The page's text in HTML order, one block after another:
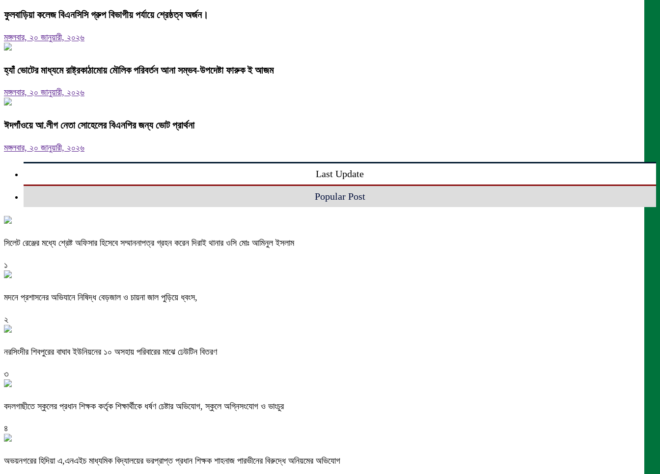
ফুলবাড়িয়া কলেজ বিএনসিসি গ্রুপ বিভাগীয় পর্যায়ে শ্রেষ্ঠত্ব অর্জন।
মঙ্গলবার, ২০ জানুয়ারী, ২০২৬
হ্যাঁ ভোটের মাধ্যমে রাষ্ট্রকাঠামোয় মৌলিক পরিবর্তন আনা সম্ভব-উপদেষ্টা ফারুক ই আজম
মঙ্গলবার, ২০ জানুয়ারী, ২০২৬
ঈদগাঁওয়ে আ.লীগ নেতা সোহেলের বিএনপির জন্য ভোট প্রার্থনা
মঙ্গলবার, ২০ জানুয়ারী, ২০২৬
Last Update
Popular Post
সিলেট রেঞ্জের মধ্যে শ্রেষ্ট অফিসার হিসেবে সম্মাননাপত্র গ্রহন করেন দিরাই থানার ওসি মোঃ আমিনুল ইসলাম
১
মদনে প্রশাসনের অভিযানে নিষিদ্ধ বেড়জাল ও চায়না জাল পুড়িয়ে ধ্বংস,
২
নরসিংদীর শিবপুরের বাঘাব ইউনিয়নের ১০ অসহায় পরিবারের মাঝে ঢেউটিন বিতরণ
৩
বদলগাছীতে স্কুলের প্রধান শিক্ষক কর্তৃক শিক্ষার্থীকে ধর্ষণ চেষ্টার অভিযোগ, স্কুলে অগ্নিসংযোগ ও ভাংচুর
৪
অভয়নগরের হিদিয়া এ,এনএইচ মাধ্যমিক বিদ্যালয়ের ভরপ্রাপ্ত প্রধান শিক্ষক শাহনাজ পারভীনের বিরুদ্ধে অনিয়মের অভিযোগ